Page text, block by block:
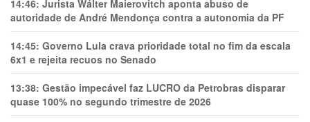
14:46: Jurista Wálter Maierovitch aponta abuso de
autoridade de André Mendonça contra a autonomia da PF
14:45: Governo Lula crava prioridade total no fim da escala
6x1 e rejeita recuos no Senado
13:38: Gestão impecável faz LUCRO da Petrobras disparar
quase 100% no segundo trimestre de 2026